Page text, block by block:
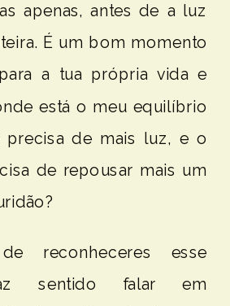
apenas, antes de a luz
É um bom momento
a tua própria vida e
está o meu equilíbrio
precisa de mais luz, e o
de repousar mais um
reconheceres esse
sentido falar em